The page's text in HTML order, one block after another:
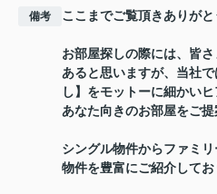
備考 ここまでご覧頂きありがと
お部屋探しの際には、皆
あると思いますが、当社
し】をモットーに細かい
あなた向きのお部屋をご提
シングル物件からファミ
物件を豊富にご紹介してお